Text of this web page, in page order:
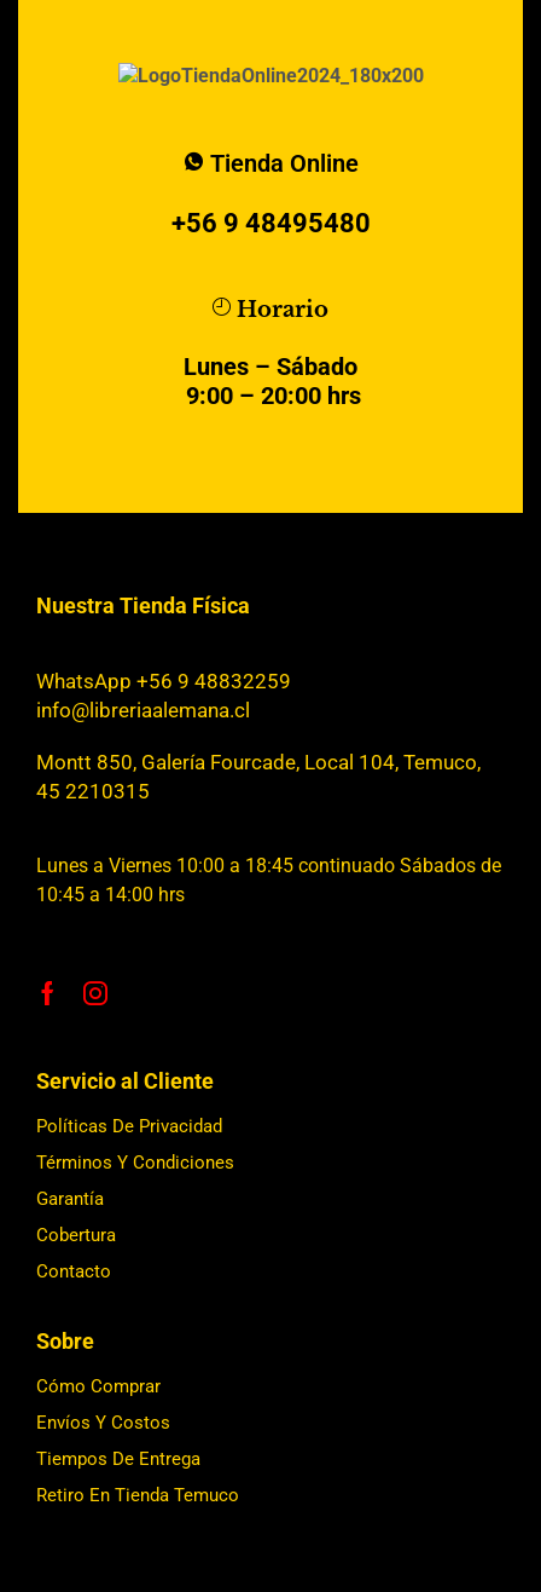
Tienda Online
+56 9 48495480
Horario
Lunes – Sábado
9:00 – 20:00 hrs
Nuestra Tienda Física
WhatsApp +56 9 48832259
info@libreriaalemana.cl
Montt 850, Galería Fourcade, Local 104, Temuco,
45 2210315
Lunes a Viernes 10:00 a 18:45 continuado Sábados de
10:45 a 14:00 hrs
Servicio al Cliente
Políticas De Privacidad
Términos Y Condiciones
Garantía
Cobertura
Contacto
Sobre
Cómo Comprar
Envíos Y Costos
Tiempos De Entrega
Retiro En Tienda Temuco